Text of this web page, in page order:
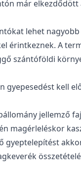
már
lehet
érintkeznek. A
szántóföldi
gyepesedést kell
jellemző
magérleléskor
gyeptelepítést